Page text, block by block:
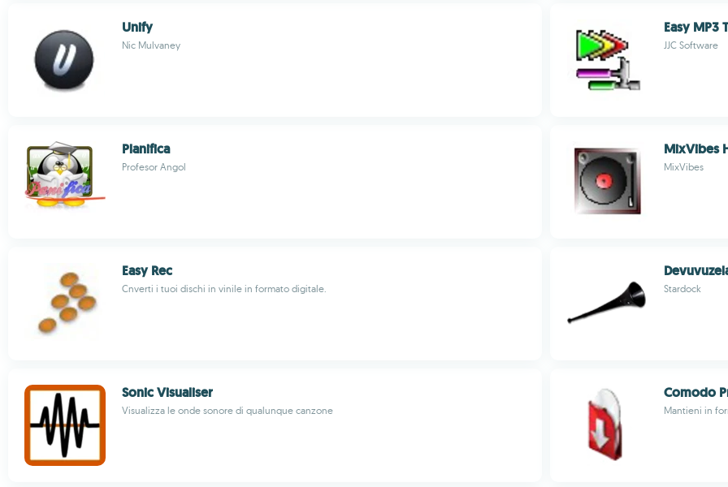
Unify
Nic Mulvaney
Easy MP3
JJC Software
Planifica
Profesor Angol
MixVibes
MixVibes
Easy Rec
Cnverti i tuoi dischi in vinile in formato digitale. Stardock
Sonic Visualiser
Visualizza le onde sonore di qualunque canzone
Comodo
Mantieni in